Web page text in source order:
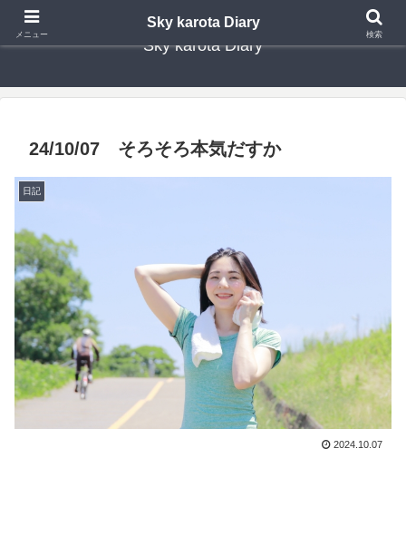
Sky karota Diary
24/10/07 そろそろ本気だすか
日記
2024.10.07
メニュー
Sky karota Diary
検索